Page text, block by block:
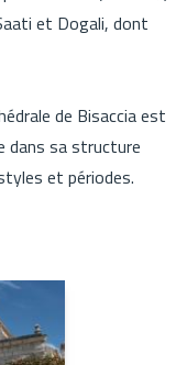
et Dogali, dont
de Bisaccia est
dans sa structure
et périodes.